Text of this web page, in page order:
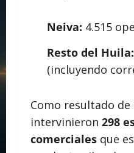
Neiva: 4.515
Resto del Huila:
(incluyendo
Como resultado
intervinieron 298
comerciales que